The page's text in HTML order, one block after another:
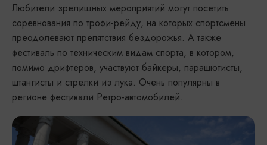
Любители зрелищных мероприятий могут посетить
соревнования по трофи-рейду, на которых спортсмены
преодолевают препятствия бездорожья. А также
фестиваль по техническим видам спорта, в котором,
помимо дрифтеров, участвуют байкеры, парашютисты,
штангисты и стрелки из лука. Очень популярны в
регионе фестивали Ретро-автомобилей.